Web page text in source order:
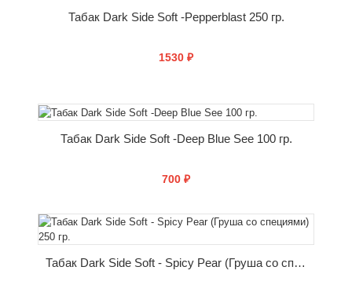
Табак Dark Side Soft -Pepperblast 250 гр.
1530 ₽
КУПИТЬ
Табак Dark Side Soft -Deep Blue See 100 гр.
700 ₽
КУПИТЬ
Табак Dark Side Soft - Spicy Pear (Груша со специями) 250 гр.